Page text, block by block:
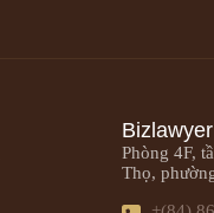
Phòng 4F,
Thọ,